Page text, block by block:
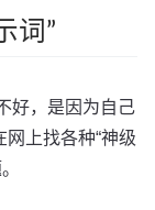
词”
好，是因为自己
网上找各种“神级